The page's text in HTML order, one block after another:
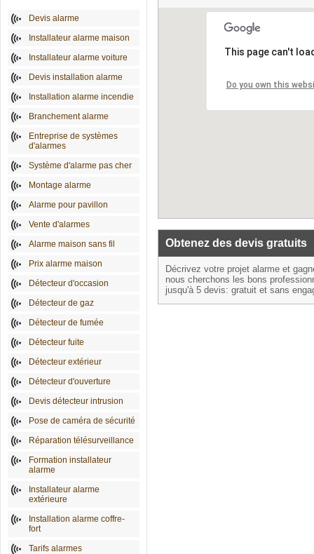
Devis alarme
Installateur alarme maison
Installateur alarme voiture
Devis installation alarme
Installation alarme incendie
Branchement alarme
Entreprise de systèmes
d'alarmes
Système d'alarme pas cher
Montage alarme
Alarme pour pavillon
Vente d'alarmes
Alarme maison sans fil
Prix alarme maison
Détecteur d'occasion
Détecteur de gaz
Détecteur de fumée
Détecteur fuite
Détecteur extérieur
Détecteur d'ouverture
Devis détecteur intrusion
Pose de caméra de sécurité
Réparation télésurveillance
Formation installateur
alarme
Installateur alarme
extérieure
Installation alarme coffre-
fort
Tarifs alarmes
This page can't
Do you own this
Obtenez des devis gratuits
Décrivez votre projet alarme et
nous cherchons les bons
jusqu'à 5 devis: gratuit et sans